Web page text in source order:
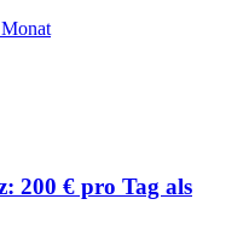
200 € pro Tag als